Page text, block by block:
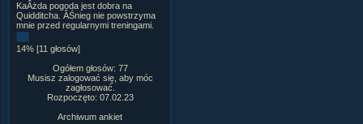
KaÂżda pogoda jest dobra na
Quidditcha. ÂŚnieg nie powstrzyma
mnie przed regularnymi treningami.
14% [11 głosów]
Ogółem głosów: 77
Musisz zalogować się, aby móc
zagłosować.
Rozpoczęto: 07.02.23
Archiwum ankiet